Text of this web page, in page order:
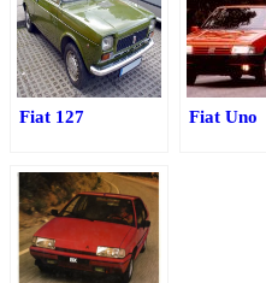
Fiat 127 Fiat Uno